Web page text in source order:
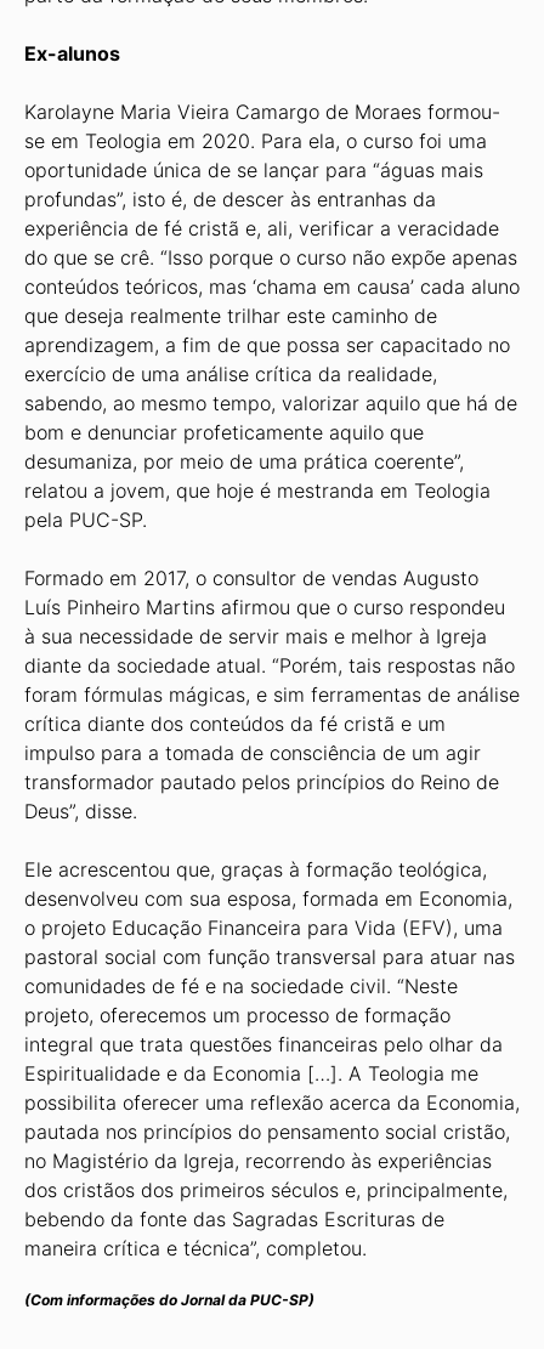
Ex-alunos
Karolayne Maria Vieira Camargo de Moraes formou-
se em Teologia em 2020. Para ela, o curso foi uma
oportunidade única de se lançar para “águas mais
profundas”, isto é, de descer às entranhas da
experiência de fé cristã e, ali, verificar a veracidade
do que se crê. “Isso porque o curso não expõe apenas
conteúdos teóricos, mas ‘chama em causa’ cada aluno
que deseja realmente trilhar este caminho de
aprendizagem, a fim de que possa ser capacitado no
exercício de uma análise crítica da realidade,
sabendo, ao mesmo tempo, valorizar aquilo que há de
bom e denunciar profeticamente aquilo que
desumaniza, por meio de uma prática coerente”,
relatou a jovem, que hoje é mestranda em Teologia
pela PUC-SP.
Formado em 2017, o consultor de vendas Augusto
Luís Pinheiro Martins afirmou que o curso respondeu
à sua necessidade de servir mais e melhor à Igreja
diante da sociedade atual. “Porém, tais respostas não
foram fórmulas mágicas, e sim ferramentas de análise
crítica diante dos conteúdos da fé cristã e um
impulso para a tomada de consciência de um agir
transformador pautado pelos princípios do Reino de
Deus”, disse.
Ele acrescentou que, graças à formação teológica,
desenvolveu com sua esposa, formada em Economia,
o projeto Educação Financeira para Vida (EFV), uma
pastoral social com função transversal para atuar nas
comunidades de fé e na sociedade civil. “Neste
projeto, oferecemos um processo de formação
integral que trata questões financeiras pelo olhar da
Espiritualidade e da Economia […]. A Teologia me
possibilita oferecer uma reflexão acerca da Economia,
pautada nos princípios do pensamento social cristão,
no Magistério da Igreja, recorrendo às experiências
dos cristãos dos primeiros séculos e, principalmente,
bebendo da fonte das Sagradas Escrituras de
maneira crítica e técnica”, completou.
(Com informações do Jornal da PUC-SP)